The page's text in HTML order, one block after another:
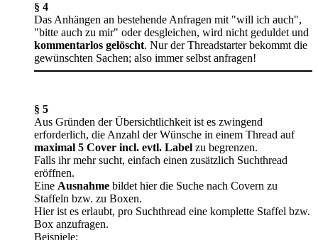
§ 4
Das Anhängen an bestehende Anfragen mit "will ich auch",
"bitte auch zu mir" oder desgleichen, wird nicht geduldet und
kommentarlos gelöscht. Nur der Threadstarter bekommt die
gewünschten Sachen; also immer selbst anfragen!
§ 5
Aus Gründen der Übersichtlichkeit ist es zwingend
erforderlich, die Anzahl der Wünsche in einem Thread auf
maximal 5 Cover incl. evtl. Label zu begrenzen.
Falls ihr mehr sucht, einfach einen zusätzlich Suchthread
eröffnen.
Eine Ausnahme bildet hier die Suche nach Covern zu
Staffeln bzw. zu Boxen.
Hier ist es erlaubt, pro Suchthread eine komplette Staffel bzw.
Box anzufragen.
Beispiele: